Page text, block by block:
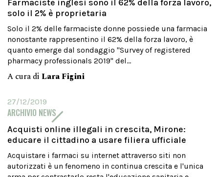
Farmaciste inglesi sono il 62% della forza lavoro,
solo il 2% è proprietaria
Solo il 2% delle farmaciste donne possiede una farmacia
nonostante rappresentino il 62% della forza lavoro, è
quanto emerge dal sondaggio "Survey of registered
pharmacy professionals 2019" del...
A cura di Lara Figini
27/12/2019
ARCHIVIO NEWS
Acquisti online illegali in crescita, Mirone:
educare il cittadino a usare filiera ufficiale
Acquistare i farmaci su internet attraverso siti non
autorizzati è un fenomeno in continua crescita e l'unica